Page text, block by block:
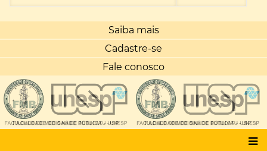
de
usuário
Saiba mais
Cadastre-se
Fale conosco